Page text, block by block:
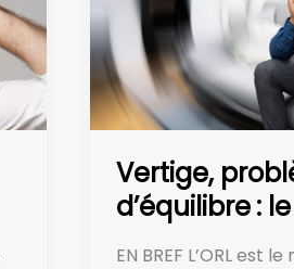
Vertige,
d’équilibre :
EN BREF L’ORL est
rôle
de
l’ORL